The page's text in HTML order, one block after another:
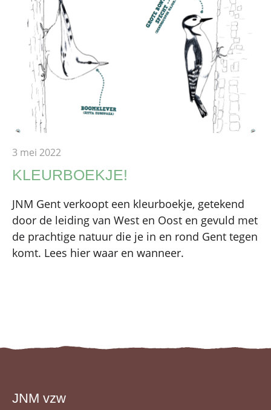
3 mei 2022
KLEURBOEKJE!
JNM Gent verkoopt een kleurboekje, getekend
door de leiding van West en Oost en gevuld met
de prachtige natuur die je in en rond Gent tegen
komt. Lees hier waar en wanneer.
JNM vzw